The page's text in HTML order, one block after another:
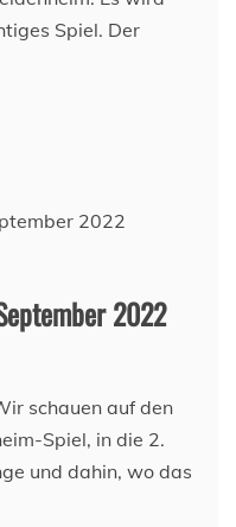
Spiel. Der
2022
schauen auf den
Spiel, in die 2.
und dahin, wo das